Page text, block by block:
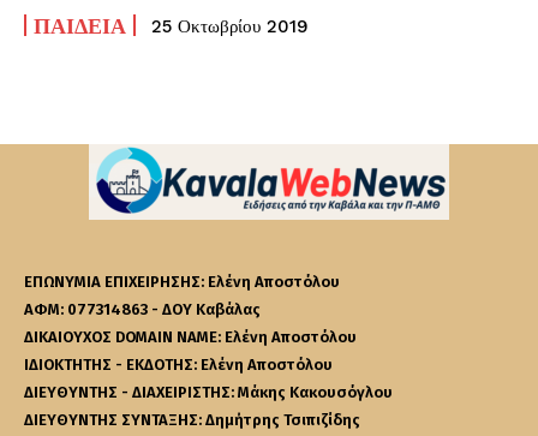
ΠΑΙΔΕΊΑ 25 Οκτωβρίου 2019
ΕΠΩΝΥΜΙΑ ΕΠΙΧΕΙΡΗΣΗΣ: Ελένη Αποστόλου
ΑΦΜ: 077314863 - ΔΟΥ Καβάλας
ΔΙΚΑΙΟΥΧΟΣ DOMAIN NAME: Ελένη Αποστόλου
ΙΔΙΟΚΤΗΤΗΣ - ΕΚΔΟΤΗΣ: Ελένη Αποστόλου
ΔΙΕΥΘΥΝΤΗΣ - ΔΙΑΧΕΙΡΙΣΤΗΣ: Μάκης Κακουσόγλου
ΔΙΕΥΘΥΝΤΗΣ ΣΥΝΤΑΞΗΣ: Δημήτρης Τσιπιζίδης